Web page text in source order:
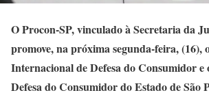
O Procon-SP, vinculado à Secretaria da
promove, na próxima segunda-feira, (16),
Internacional de Defesa do Consumidor e
Defesa do Consumidor do Estado de São